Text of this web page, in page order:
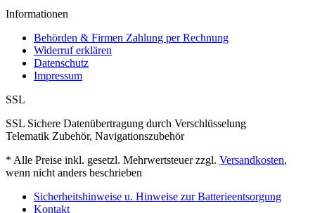
Informationen
Behörden & Firmen Zahlung per Rechnung
Widerruf erklären
Datenschutz
Impressum
SSL
SSL Sichere Datenübertragung durch Verschlüsselung
Telematik Zubehör, Navigationszubehör
* Alle Preise inkl. gesetzl. Mehrwertsteuer zzgl. Versandkosten,
wenn nicht anders beschrieben
Sicherheitshinweise u. Hinweise zur Batterieentsorgung
Kontakt